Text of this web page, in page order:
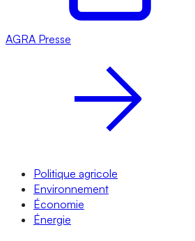
AGRA Presse
Politique agricole
Environnement
Économie
Énergie